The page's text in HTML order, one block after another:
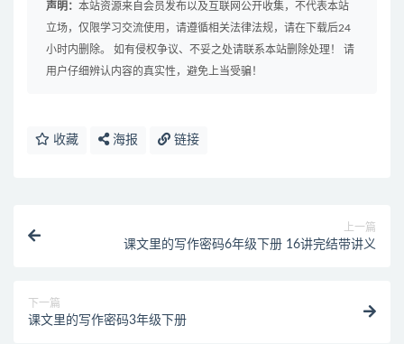
声明： 本站资源来自会员发布以及互联网公开收集，不代表本站
立场，仅限学习交流使用，请遵循相关法律法规，请在下载后24
小时内删除。 如有侵权争议、不妥之处请联系本站删除处理！ 请
用户仔细辨认内容的真实性，避免上当受骗！
收藏 海报 链接
上一篇
课文里的写作密码6年级下册 16讲完结带讲义
下一篇
课文里的写作密码3年级下册